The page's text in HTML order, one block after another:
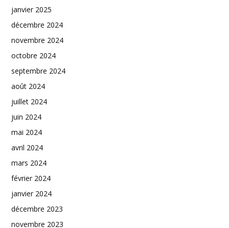
janvier 2025
décembre 2024
novembre 2024
octobre 2024
septembre 2024
août 2024
juillet 2024
juin 2024
mai 2024
avril 2024
mars 2024
février 2024
janvier 2024
décembre 2023
novembre 2023